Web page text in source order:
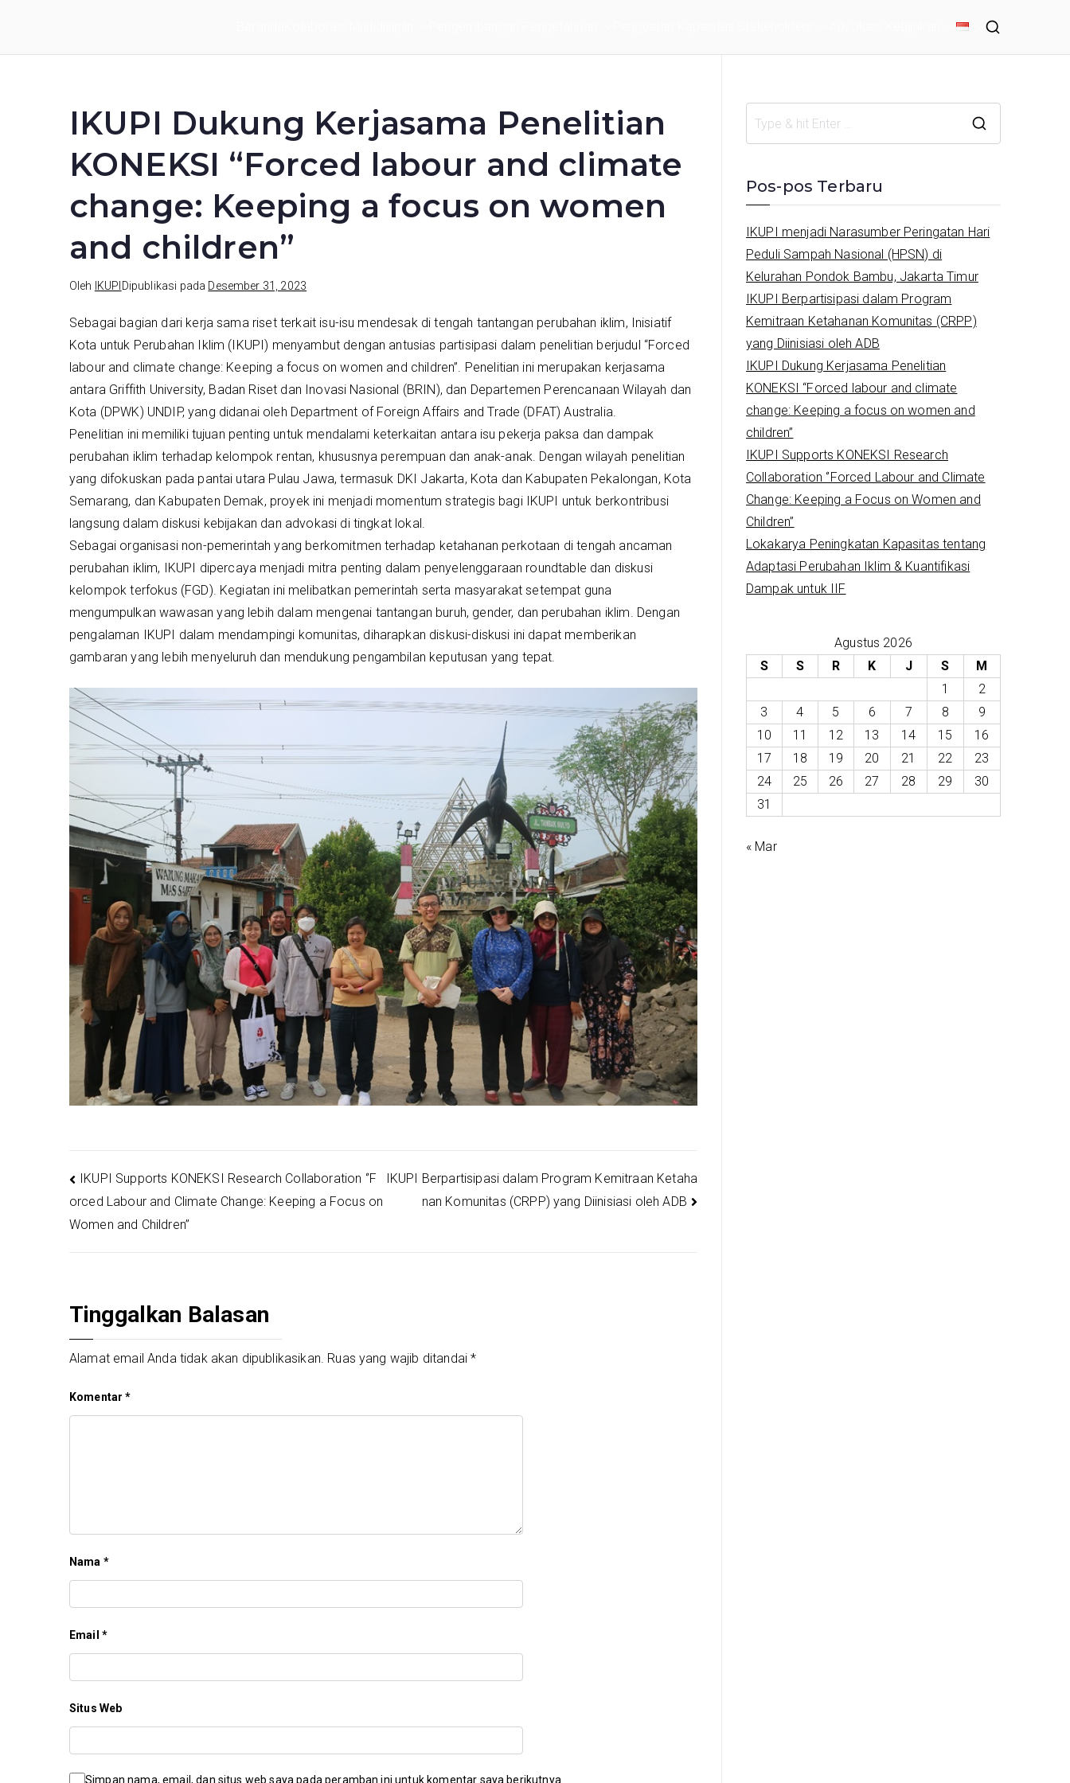
konten
IKUPI
IKUPI Dukung Kerjasama Penelitian
KONEKSI “Forced labour and climate
change: Keeping a focus on women
and children”
Oleh IKUPI Dipublikasi pada Desember 31, 2023
Sebagai bagian dari kerja sama riset terkait isu-isu mendesak di tengah tantangan perubahan iklim, Inisiatif
Kota untuk Perubahan Iklim (IKUPI) menyambut dengan antusias partisipasi dalam penelitian berjudul “Forced
labour and climate change: Keeping a focus on women and children”. Penelitian ini merupakan kerjasama
antara Griffith University, Badan Riset dan Inovasi Nasional (BRIN), dan Departemen Perencanaan Wilayah dan
Kota (DPWK) UNDIP, yang didanai oleh Department of Foreign Affairs and Trade (DFAT) Australia.
Penelitian ini memiliki tujuan penting untuk mendalami keterkaitan antara isu pekerja paksa dan dampak
perubahan iklim terhadap kelompok rentan, khususnya perempuan dan anak-anak. Dengan wilayah penelitian
yang difokuskan pada pantai utara Pulau Jawa, termasuk DKI Jakarta, Kota dan Kabupaten Pekalongan, Kota
Semarang, dan Kabupaten Demak, proyek ini menjadi momentum strategis bagi IKUPI untuk berkontribusi
langsung dalam diskusi kebijakan dan advokasi di tingkat lokal.
Sebagai organisasi non-pemerintah yang berkomitmen terhadap ketahanan perkotaan di tengah ancaman
perubahan iklim, IKUPI dipercaya menjadi mitra penting dalam penyelenggaraan roundtable dan diskusi
kelompok terfokus (FGD). Kegiatan ini melibatkan pemerintah serta masyarakat setempat guna
mengumpulkan wawasan yang lebih dalam mengenai tantangan buruh, gender, dan perubahan iklim. Dengan
pengalaman IKUPI dalam mendampingi komunitas, diharapkan diskusi-diskusi ini dapat memberikan
gambaran yang lebih menyeluruh dan mendukung pengambilan keputusan yang tepat.
Navigasi
pos
IKUPI Supports KONEKSI Research Collaboration ‘’F
orced Labour and Climate Change: Keeping a Focus on
Women and Children’’
IKUPI Berpartisipasi dalam Program Kemitraan Ketaha
nan Komunitas (CRPP) yang Diinisiasi oleh ADB
Tinggalkan Balasan
Alamat email Anda tidak akan dipublikasikan. Ruas yang wajib ditandai*
Komentar*
Nama *
Email *
Situs Web
Simpan nama, email, dan situs web saya pada peramban ini untuk komentar saya berikutnya.
Pos-pos Terbaru
IKUPI menjadi Narasumber Peringatan Hari
Peduli Sampah Nasional (HPSN) di
Kelurahan Pondok Bambu, Jakarta Timur
IKUPI Berpartisipasi dalam Program
Kemitraan Ketahanan Komunitas (CRPP)
yang Diinisiasi oleh ADB
IKUPI Dukung Kerjasama Penelitian
KONEKSI “Forced labour and climate
change: Keeping a focus on women and
children”
IKUPI Supports KONEKSI Research
Collaboration ‘’Forced Labour and Climate
Change: Keeping a Focus on Women and
Children’’
Lokakarya Peningkatan Kapasitas tentang
Adaptasi Perubahan Iklim & Kuantifikasi
Dampak untuk IIF
Agustus 2026
S
S R K J S
M
1
2
3
4 5 6 7 8
9
10
11 12 13 14 15
16
17
18 19 20 21 22
23
24
25 26 27 28 29
30
31
« Mar